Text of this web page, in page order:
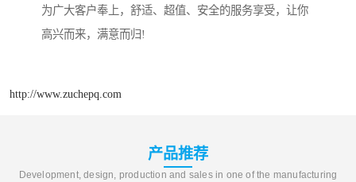
为广大客户奉上，舒适、超值、安全的服务享受，让你
高兴而来，满意而归!
http://www.zuchepq.com
产品推荐
Development, design, production and sales in one of the manufacturing